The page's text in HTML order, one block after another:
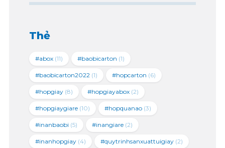
Thẻ
#abox(11) #baobicarton (1)
#baobicarton2022(1) #hopcarton (6)
#hopgiay(8) #hopgiayabox(2)
#hopgiaygiare(10) #hopquanao(3)
#inanbaobi (5) #inangiare(2)
#inanhopgiay(4) #quytrinhsanxuattuigiay(2)